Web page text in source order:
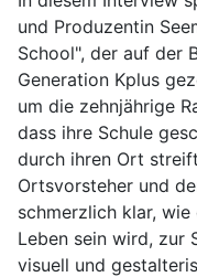
und Produzentin
School", der auf der
Generation Kplus
um die zehnjährige
dass ihre Schule
durch ihren Ort
Ortsvorsteher und
schmerzlich klar,
Leben sein wird, zur
visuell und